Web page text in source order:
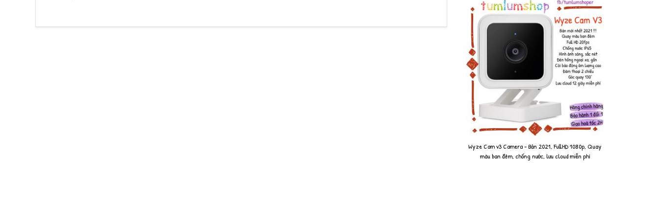
Wyze Cam v3 Camera - Bản 2021, FullHD 1080p, Quay
màu ban đêm, chống nước, lưu cloud miễn phí